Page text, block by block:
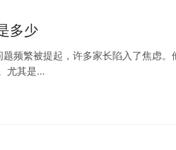
多少
频繁被提起，许多家长陷入了焦虑
尤其是…